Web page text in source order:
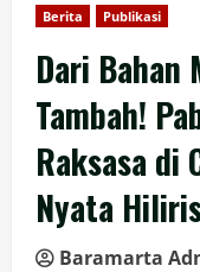
Berita Publikasi
Dari Bahan
Tambah!
Raksasa di
Nyata
Baramarta